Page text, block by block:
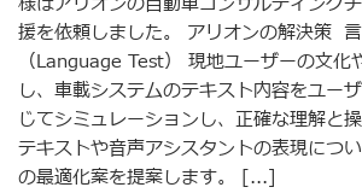
援を依頼しました。 アリオンの解決策
（Language Test） 現地ユーザーの文化
し、車載システムのテキスト内容をユー
じてシミュレーションし、正確な理解と
テキストや音声アシスタントの表現につ
の最適化案を提案します。 [...]